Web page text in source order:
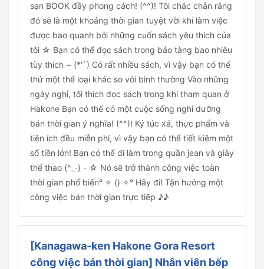
sạn BOOK đầy phong cách! (^^)! Tôi chắc chắn rằng
đó sẽ là một khoảng thời gian tuyệt vời khi làm việc
được bao quanh bởi những cuốn sách yêu thích của
tôi ☆ Bạn có thể đọc sách trong bảo tàng bao nhiêu
tùy thích ~ (*'`) Có rất nhiều sách, vì vậy bạn có thể
thử một thể loại khác so với bình thường Vào những
ngày nghỉ, tôi thích đọc sách trong khi tham quan ở
Hakone Bạn có thể có một cuộc sống nghỉ dưỡng
bán thời gian ý nghĩa! (^^)! Ký túc xá, thực phẩm và
tiện ích đều miễn phí, vì vậy bạn có thể tiết kiệm một
số tiền lớn! Bạn có thể đi làm trong quần jean và giày
thể thao (^_-) - ☆ Nó sẽ trở thành công việc toàn
thời gian phổ biến° ✧ () ✧° Hãy đi! Tận hưởng một
công việc bán thời gian trực tiếp ♪♪
[Kanagawa-ken Hakone Gora Resort
công việc bán thời gian] Nhân viên bếp